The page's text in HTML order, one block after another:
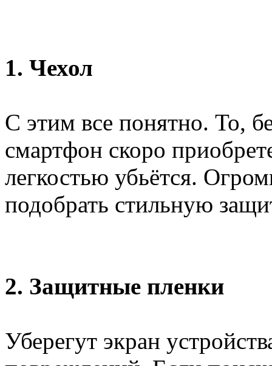
1. Чехол
С этим все понятно. То,
смартфон скоро
легкостью убьётся.
подобрать стильную
2. Защитные пленки
Уберегут экран